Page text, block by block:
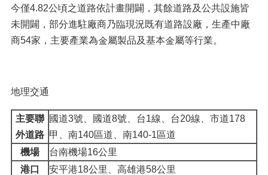
今僅4.82公頃之道路依計畫開闢，其餘道路及公共設施皆
未開闢，部分進駐廠商乃臨現況既有道路設廠，生產中廠
商54家，主要產業為金屬製品及基本金屬等行業。
地理交通
主要聯
外道路
國道3號、國道8號、台1線、台20線、市道178
甲、南140區道、南140-1區道
機場
台南機場16公里
港口
安平港18公里、高雄港58公里